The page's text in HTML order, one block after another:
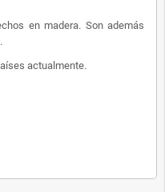
en madera. Son además
actualmente.